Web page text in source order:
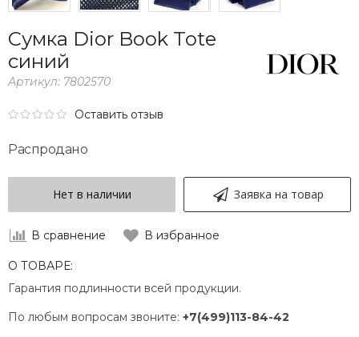
Сумка Dior Book Tote
синий
Артикул: 7802570
Оставить отзыв
Распродано
Нет в наличии Заявка на товар
В сравнение В избранное
О ТОВАРЕ:
Гарантия подлинности всей продукции.
По любым вопросам звоните: +7(499)113-84-42